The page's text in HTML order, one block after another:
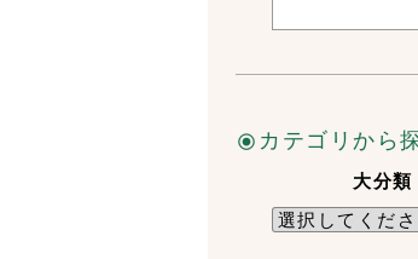
カテゴリから
大分類